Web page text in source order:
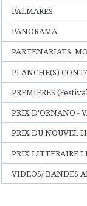
PALMARES
PANORAMA
PARTENARIATS,
PLANCHE(S)
PREMIERES
PRIX D'ORNANO -
PRIX DU NOUVEL
PRIX LITTERAIRE
VIDEOS/ BANDES